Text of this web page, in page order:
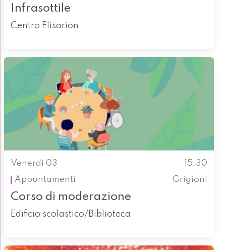
Infrasottile
Centro Elisarion
Venerdì 03
15.30
Appuntamenti
Grigioni
Corso di moderazione
Edificio scolastico/Biblioteca